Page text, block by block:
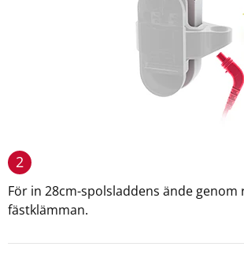
2
För in 28cm-spolsladdens ände genom
fästklämman.